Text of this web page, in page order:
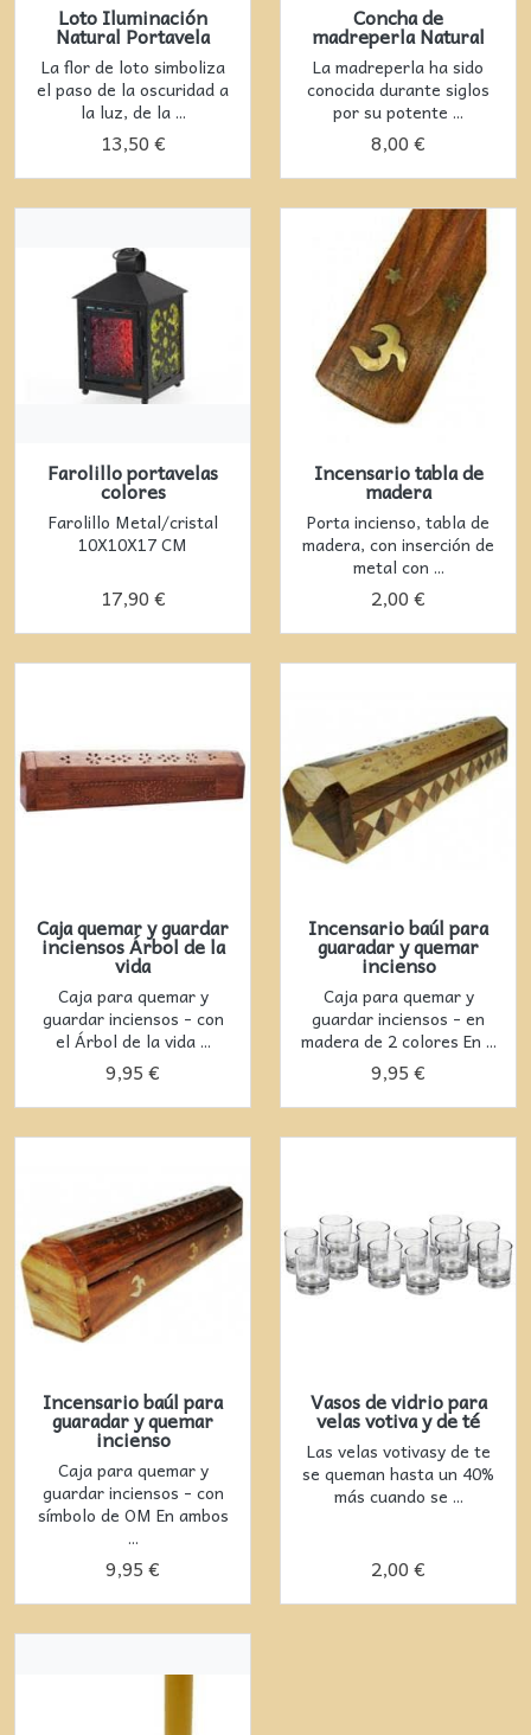
Loto Iluminación
Natural Portavela
La flor de loto simboliza
el paso de la oscuridad a
la luz, de la ...
13,50 €
Concha de
madreperla Natural
La madreperla ha sido
conocida durante siglos
por su potente ...
8,00 €
Farolillo portavelas
colores
Farolillo Metal/cristal
10X10X17 CM
17,90 €
Incensario tabla de
madera
Porta incienso, tabla de
madera, con inserción de
metal con ...
2,00 €
Caja quemar y guardar
inciensos Árbol de la
vida
Caja para quemar y
guardar inciensos - con
el Árbol de la vida ...
9,95 €
Incensario baúl para
guaradar y quemar
incienso
Caja para quemar y
guardar inciensos - en
madera de 2 colores En ...
9,95 €
Incensario baúl para
guaradar y quemar
incienso
Caja para quemar y
guardar inciensos - con
símbolo de OM En ambos
...
9,95 €
Vasos de vidrio para
velas votiva y de té
Las velas votivasy de te
se queman hasta un 40%
más cuando se ...
2,00 €